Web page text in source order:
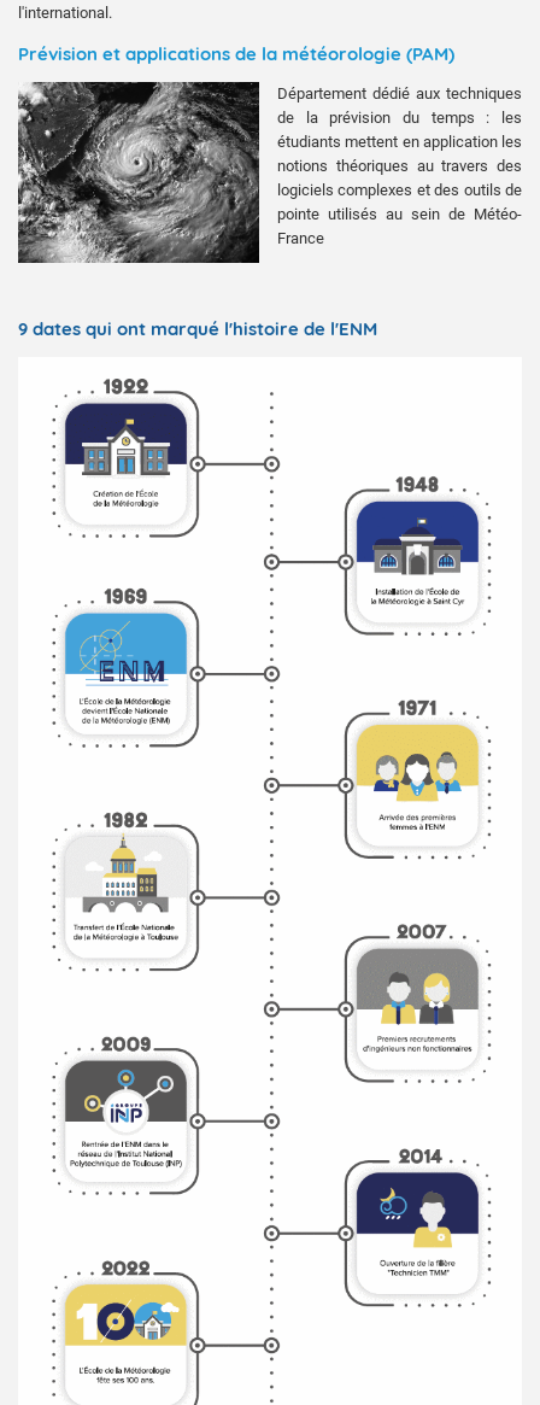
l'international.
Prévision et applications de la météorologie (PAM)
Département dédié aux techniques
de la prévision du temps : les
étudiants mettent en application les
notions théoriques au travers des
logiciels complexes et des outils de
pointe utilisés au sein de Météo-
France
9 dates qui ont marqué l'histoire de l'ENM